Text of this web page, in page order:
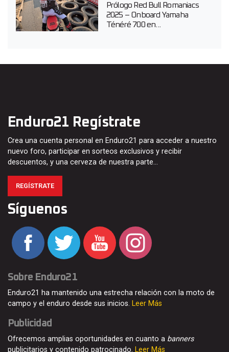
Prólogo Red Bull Romaniacs
2025 – Onboard Yamaha
Ténéré 700 en...
Enduro21 Regístrate
Crea una cuenta personal en Enduro21 para acceder a nuestro
nuevo foro, participar en sorteos exclusivos y recibir
descuentos, y una cerveza de nuestra parte…
REGÍSTRATE
Síguenos
Sobre Enduro21
Enduro21 ha mantenido una estrecha relación con la moto de
campo y el enduro desde sus inicios. Leer Más
Publicidad
Ofrecemos amplias oportunidades en cuanto a banners
publicitarios y contenido patrocinado. Leer Más